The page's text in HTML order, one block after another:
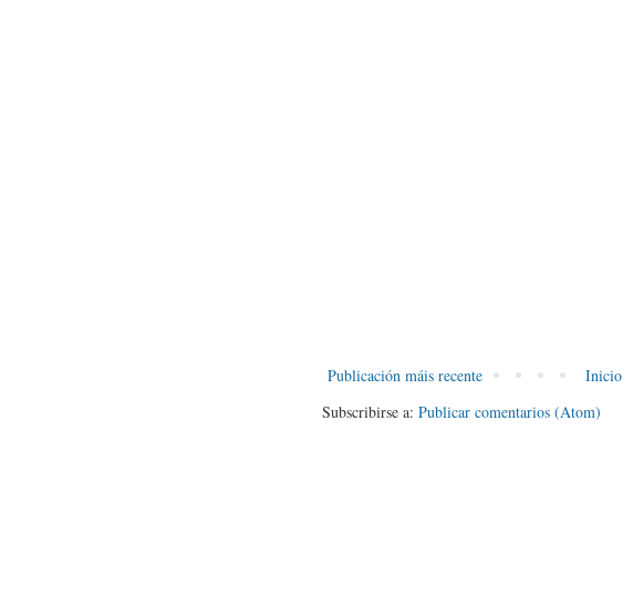
Publicación máis recente
Inicio
Subscribirse a: Publicar comentarios (Atom)